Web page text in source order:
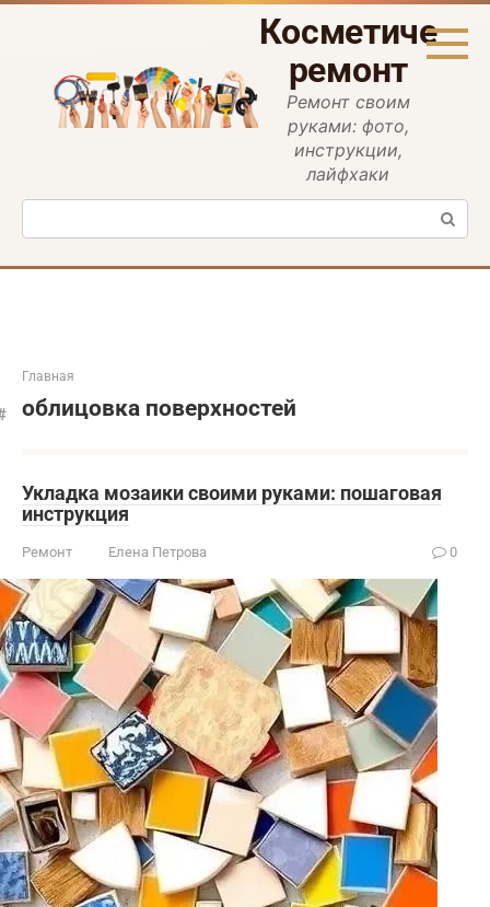
Перейти
ремонт
Ремонт своим
руками: фото,
инструкции,
лайфхаки
Поиск:
Главная
облицовка поверхностей
Укладка мозаики своими руками: пошаговая
инструкция
Ремонт Елена Петрова 0